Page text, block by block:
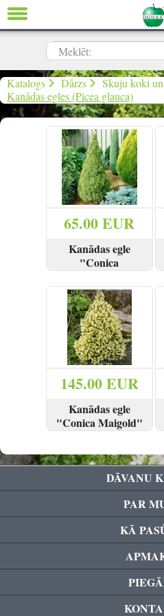
Meklēt:
Katalogs Dārzs Skuju koki
Kanādas egles (Picea glauca)
65.00 EUR
Kanādas egle
"Conica
December" 60-80
cm
SKATĪT PIRKT
145.00 EUR
Kanādas egle
"Conica Maigold"
90-110 cm
DĀVANU
PAR
KĀ
AIZVĒRT
Dārzs (639)
Māja (198)
De Luxe (15)
Izpārdošana (59)
Ziemassvētki & Jaunais gads
Reģistrēties